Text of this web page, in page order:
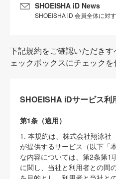
SHOEISHA iD News
SHOEISHA iD 会員全体に対
下記規約をご確認いただき
ェックボックスにチェックを
SHOEISHA iDサービス利
第1条（適用）
1. 本規約は、株式会社翔泳社
が提供するサービス（以下「
な内容については、第2条第1
に関し、当社と利用者との間